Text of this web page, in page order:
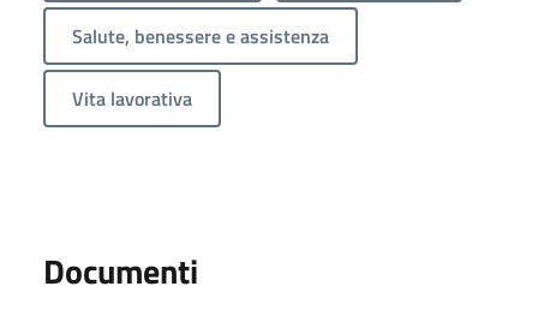
Salute, benessere e assistenza
Vita lavorativa
Documenti